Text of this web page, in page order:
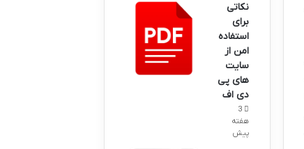
نکاتی
برای
استفاده
امن از
سایت
های پی
دی اف
3
هفته
پیش